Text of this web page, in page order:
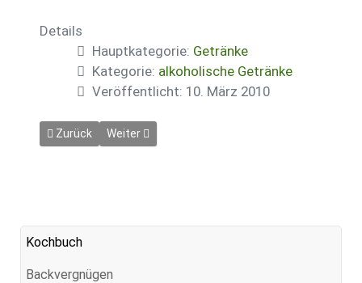
Details
Hauptkategorie: Getränke
Kategorie: alkoholische Getränke
Veröffentlicht: 10. März 2010
Vorheriger Beitrag: Smutjes Eierpunsch
Zurück Nächster Beitrag: Sweet Luna
Weiter
Kochbuch
Backvergnügen